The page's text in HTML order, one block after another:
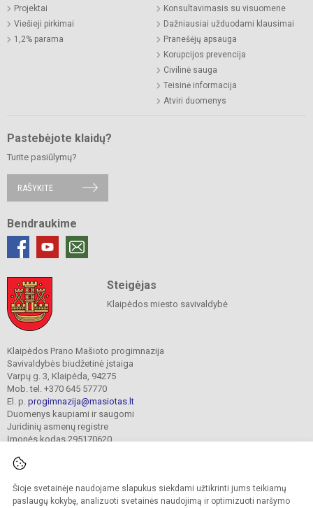
Šioje svetainėje naudojame slapukus siekdami užtikrinti jums teikiamų
paslaugų kokybę, analizuoti svetainės naudojimą ir optimizuoti naršymo
Projektai
Viešieji pirkimai
1,2% parama
Konsultavimasis su visuomene
Dažniausiai užduodami klausimai
Pranešėjų apsauga
Korupcijos prevencija
Civilinė sauga
Teisinė informacija
Atviri duomenys
Pastebėjote klaidų?
Turite pasiūlymų?
RAŠYKITE
Bendraukime
Steigėjas
Klaipėdos miesto savivaldybė
Klaipėdos Prano Mašioto progimnazija
Savivaldybės biudžetinė įstaiga
Varpų g. 3, Klaipėda, 94275
Mob. tel. +370 645 57770
El. p. progimnazija@masiotas.lt
Duomenys kaupiami ir saugomi
Juridinių asmenų registre
Įmonės kodas 295170620
© 2022. Klaipėdos Prano Mašioto progimnazija. Visos teisės saugomos.
Kopijuoti turinį be raštiško įstaigos administracijos sutikimo griežtai draudžiama.